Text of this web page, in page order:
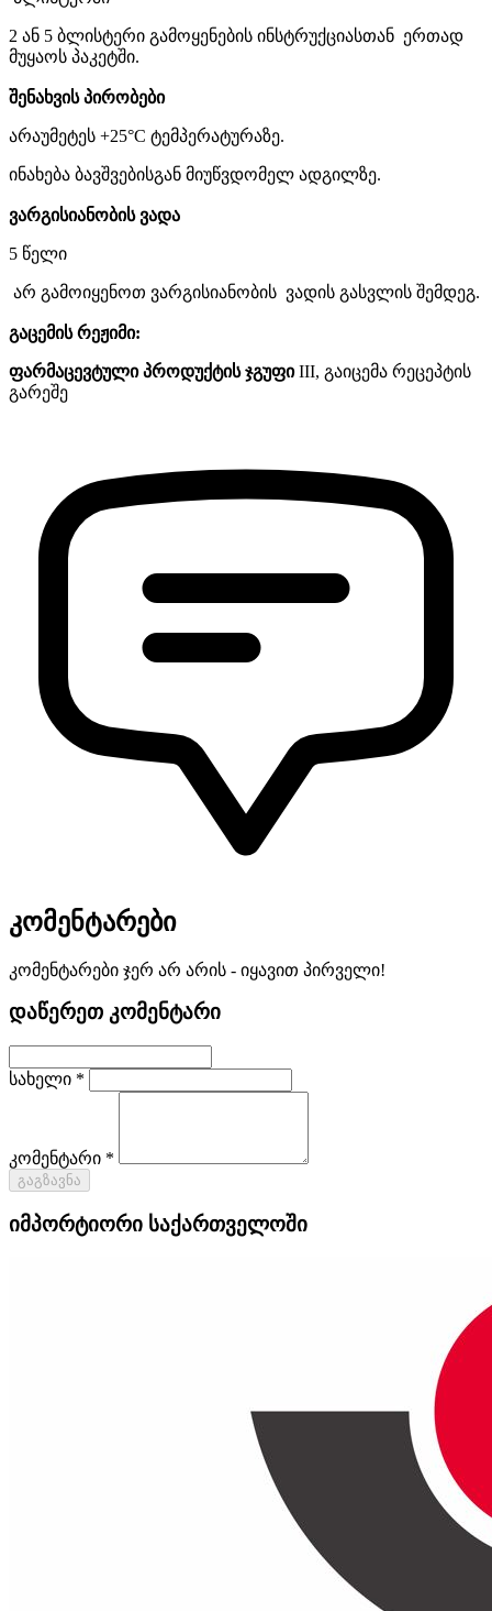
2 ან 5 ბლისტერი გამოყენების ინსტრუქციასთან ერთად
მუყაოს პაკეტში.
შენახვის პირობები
არაუმეტეს +25°С ტემპერატურაზე.
ინახება ბავშვებისგან მიუწვდომელ ადგილზე.
ვარგისიანობის ვადა
5 წელი
არ გამოიყენოთ ვარგისიანობის ვადის გასვლის შემდეგ.
გაცემის რეჟიმი:
ფარმაცევტული პროდუქტისჯგუფიIII, გაიცემა რეცეპტის
გარეშე
კომენტარები
კომენტარები ჯერ არ არის - იყავით პირველი!
დაწერეთ კომენტარი
სახელი *
კომენტარი *
გაგზავნა
იმპორტიორი საქართველოში